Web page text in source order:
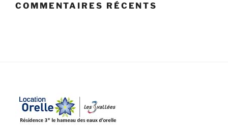
COMMENTAIRES RÉCENTS